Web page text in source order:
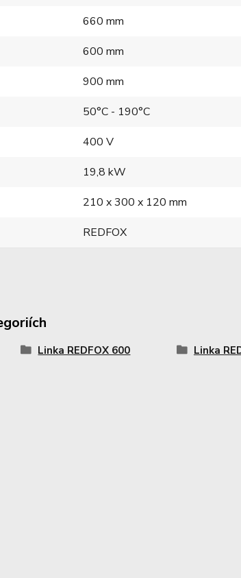
660 mm
600 mm
900 mm
50°C - 190°C
400 V
19,8 kW
210 x 300 x 120 mm
REDFOX
Linka REDFOX 600 Linka